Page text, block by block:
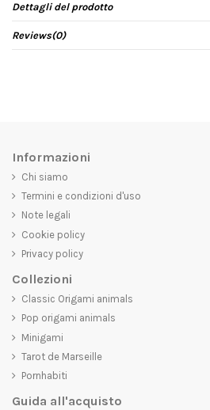
Dettagli del prodotto
Reviews(0)
Informazioni
Chi siamo
Termini e condizioni d'uso
Note legali
Cookie policy
Privacy policy
Collezioni
Classic Origami animals
Pop origami animals
Minigami
Tarot de Marseille
Pornhabiti
Guida all'acquisto